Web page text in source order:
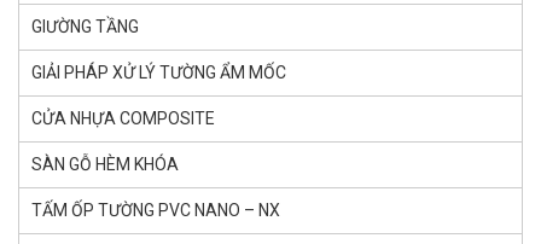
GIƯỜNG TẦNG
GIẢI PHÁP XỬ LÝ TƯỜNG ẨM MỐC
CỬA NHỰA COMPOSITE
SÀN GỖ HÈM KHÓA
TẤM ỐP TƯỜNG PVC NANO – NX